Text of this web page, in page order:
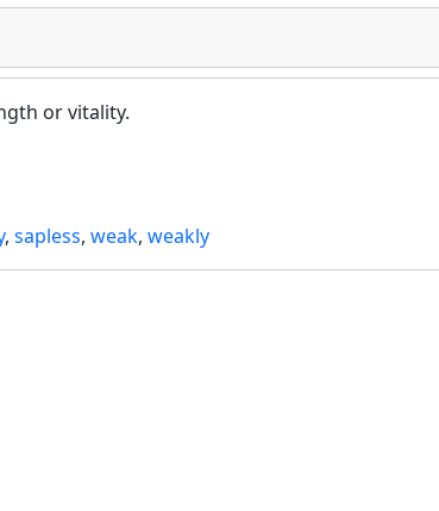
or vitality.
, sapless, weak, weakly